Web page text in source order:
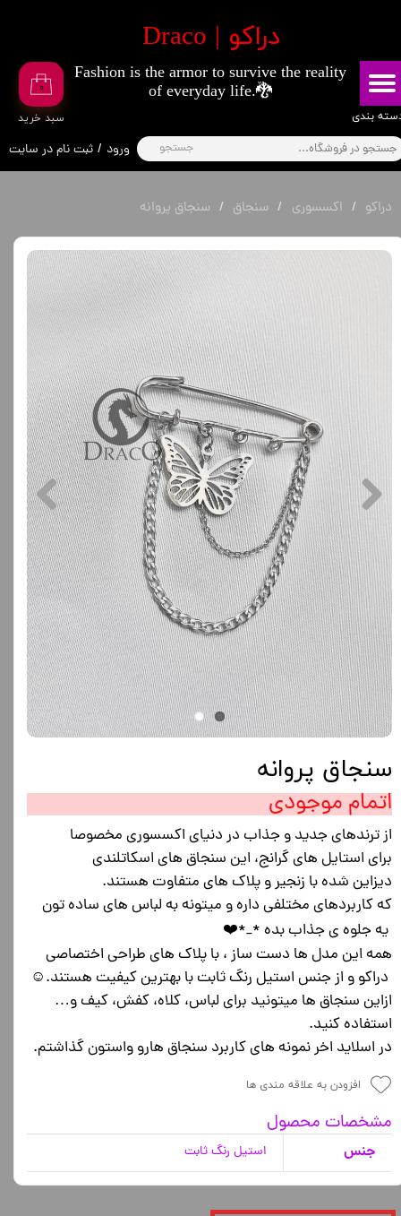
​دراکو | Draco
۰
جستجو ورود / ثبت نام در سایت
تغییر گذر واژه
سفارشات
خروج از حساب کاربری
​سبد خرید
Fashion is the armor to survive the reality
of everyday life.🐉
بندی
دراکو اکسسوری سنجاق سنجاق پروانه
سنجاق پروانه
اتمام موجودی
از ترندهای جدید و جذاب در دنیای اکسسوری مخصوصا
برای استایل های گرانج، این سنجاق های اسکاتلندی
دیزاین شده با زنجیر و پلاک های متفاوت هستند.
که کاربردهای مختلفی داره و میتونه به لباس های ساده تون
یه جلوه ی جذاب بده *_*❤️
همه این مدل ها دست ساز ، با پلاک های طراحی اختصاصی
دراکو و از جنس استیل رنگ ثابت با بهترین کیفیت هستند.☺️
ازاین سنجاق ها میتونید برای لباس، کلاه، کفش، کیف و…
استفاده کنید.
در اسلاید اخر نمونه های کاربرد سنجاق هارو واستون گذاشتم.
افزودن به علاقه مندی ها
مشخصات محصول
جنس استیل رنگ ثابت